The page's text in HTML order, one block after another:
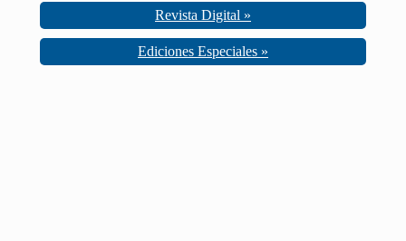
Revista Digital »
Ediciones Especiales »